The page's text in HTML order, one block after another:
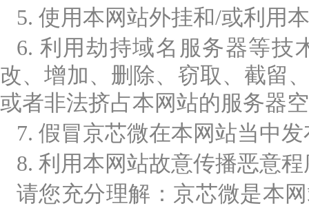
5. 使用本网站外挂和/或利用
6. 利用劫持域名服务器等技
改、增加、删除、窃取、截留
或者非法挤占本网站的服务器
7. 假冒京芯微在本网站当中
8. 利用本网站故意传播恶意
请您充分理解：京芯微是本